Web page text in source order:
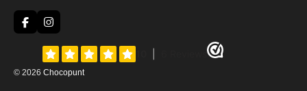
F
a
b
o
I
n
s
t
a
g
© 2026 Chocopunt